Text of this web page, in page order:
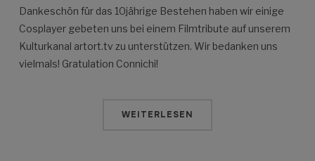
Dankeschön für das 10jährige Bestehen haben wir einige
Cosplayer gebeten uns bei einem Filmtribute auf unserem
Kulturkanal artort.tv zu unterstützen. Wir bedanken uns
vielmals! Gratulation Connichi!
WEITERLESEN